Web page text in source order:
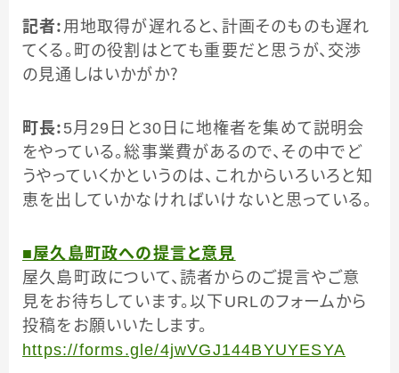
記者： 用地取得が遅れると、計画そのものも遅れ
てくる。町の役割はとても重要だと思うが、交渉
の見通しはいかがか？
町長： 5月29日と30日に地権者を集めて説明会
をやっている。総事業費があるので、その中でど
うやっていくかというのは、これからいろいろと知
恵を出していかなければいけないと思っている。
■屋久島町政への提言と意見
屋久島町政について、読者からのご提言やご意
見をお待ちしています。以下URLのフォームから
投稿をお願いいたします。
https://forms.gle/4jwVGJ144BYUYESYA